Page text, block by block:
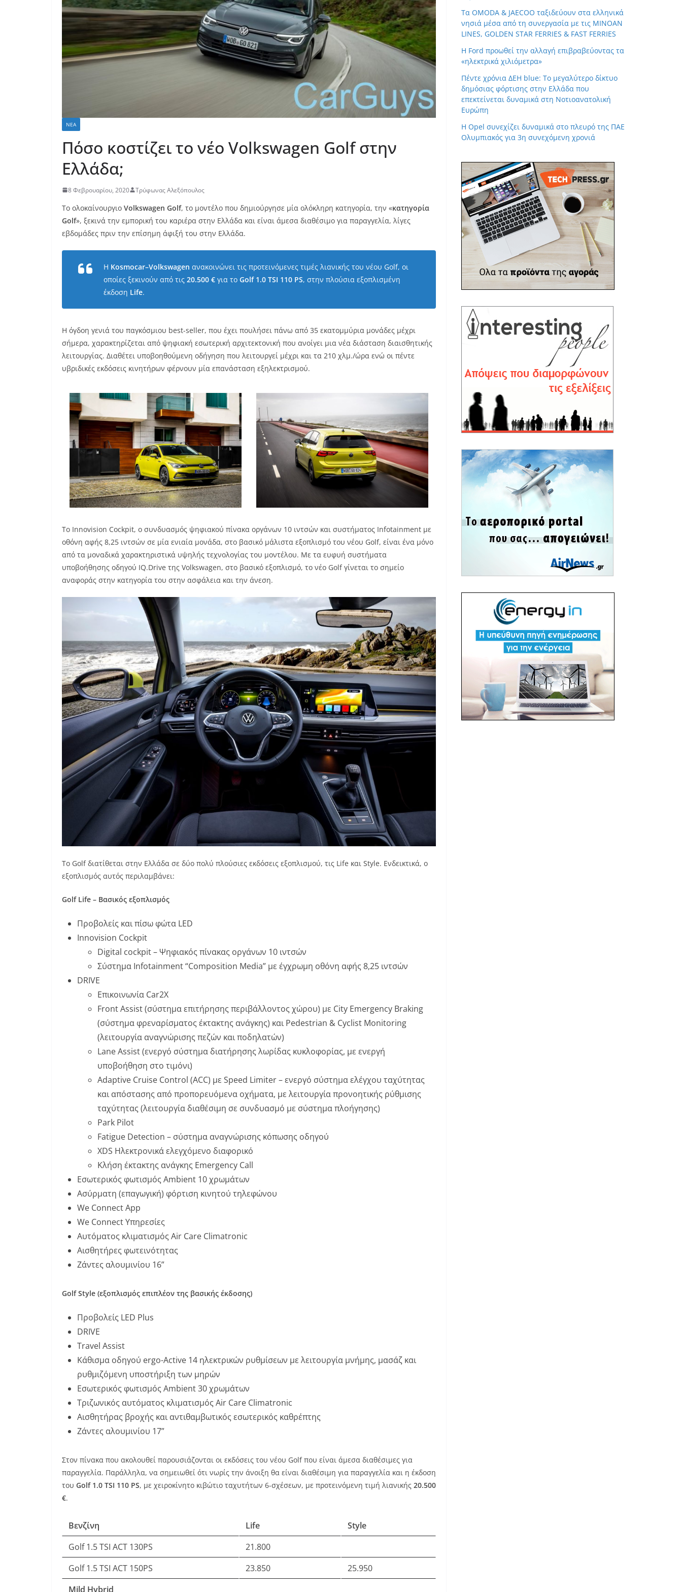
ΝΈΑ
Πόσο κοστίζει το νέο Volkswagen Golf στην
Ελλάδα;
8 Φεβρουαρίου, 2020 Τρύφωνας Αλεξόπουλος
Το ολοκαίνουργιο Volkswagen Golf, το μοντέλο που δημιούργησε μία ολόκληρη κατηγορία, την «κατηγορία
Golf», ξεκινά την εμπορική του καριέρα στην Ελλάδα και είναι άμεσα διαθέσιμο για παραγγελία, λίγες
εβδομάδες πριν την επίσημη άφιξή του στην Ελλάδα.
Η Kosmocar–Volkswagen ανακοινώνει τις προτεινόμενες τιμές λιανικής του νέου Golf, οι
οποίες ξεκινούν από τις 20.500 € για το Golf1.0 TSI 110 PS, στην πλούσια εξοπλισμένη
έκδοση Life.
Η όγδοη γενιά του παγκόσμιου best-seller, που έχει πουλήσει πάνω από 35 εκατομμύρια μονάδες μέχρι
σήμερα, χαρακτηρίζεται από ψηφιακή εσωτερική αρχιτεκτονική που ανοίγει μια νέα διάσταση διαισθητικής
λειτουργίας. Διαθέτει υποβοηθούμενη οδήγηση που λειτουργεί μέχρι και τα 210 χλμ./ώρα ενώ οι πέντε
υβριδικές εκδόσεις κινητήρων φέρνουν μία επανάσταση εξηλεκτρισμού.
Το Innovision Cockpit, ο συνδυασμός ψηφιακού πίνακα οργάνων 10 ιντσών και συστήματος Infotainment με
οθόνη αφής 8,25 ιντσών σε μία ενιαία μονάδα, στο βασικό μάλιστα εξοπλισμό του νέου Golf, είναι ένα μόνο
από τα μοναδικά χαρακτηριστικά υψηλής τεχνολογίας του μοντέλου. Με τα ευφυή συστήματα
υποβοήθησης οδηγού IQ.Drive της Volkswagen, στο βασικό εξοπλισμό, το νέο Golf γίνεται το σημείο
αναφοράς στην κατηγορία του στην ασφάλεια και την άνεση.
Το Golf διατίθεται στην Ελλάδα σε δύο πολύ πλούσιες εκδόσεις εξοπλισμού, τις Life και Style. Ενδεικτικά, ο
εξοπλισμός αυτός περιλαμβάνει:
Golf Life – Βασικός εξοπλισμός
Προβολείς και πίσω φώτα LED
Innovision Cockpit
Digital cockpit – Ψηφιακός πίνακας οργάνων 10 ιντσών
Σύστημα Infotainment “Composition Media” με έγχρωμη οθόνη αφής 8,25 ιντσών
DRIVE
Επικοινωνία Car2X
Front Assist (σύστημα επιτήρησης περιβάλλοντος χώρου) με City Emergency Braking
(σύστημα φρεναρίσματος έκτακτης ανάγκης) και Pedestrian & Cyclist Monitoring
(λειτουργία αναγνώρισης πεζών και ποδηλατών)
Lane Assist (ενεργό σύστημα διατήρησης λωρίδας κυκλοφορίας, με ενεργή
υποβοήθηση στο τιμόνι)
Adaptive Cruise Control (ACC) με Speed Limiter – ενεργό σύστημα ελέγχου ταχύτητας
και απόστασης από προπορευόμενα οχήματα, με λειτουργία προνοητικής ρύθμισης
ταχύτητας (λειτουργία διαθέσιμη σε συνδυασμό με σύστημα πλοήγησης)
Park Pilot
Fatigue Detection – σύστημα αναγνώρισης κόπωσης οδηγού
XDS Ηλεκτρονικά ελεγχόμενο διαφορικό
Κλήση έκτακτης ανάγκης Emergency Call
Εσωτερικός φωτισμός Ambient 10 χρωμάτων
Ασύρματη (επαγωγική) φόρτιση κινητού τηλεφώνου
We Connect App
We Connect Υπηρεσίες
Αυτόματος κλιματισμός Air Care Climatronic
Αισθητήρες φωτεινότητας
Ζάντες αλουμινίου 16”
GolfStyle (εξοπλισμός επιπλέον της βασικής έκδοσης)
Προβολείς LED Plus
DRIVE
Travel Assist
Κάθισμα οδηγού ergo-Active 14 ηλεκτρικών ρυθμίσεων με λειτουργία μνήμης, μασάζ και
ρυθμιζόμενη υποστήριξη των μηρών
Εσωτερικός φωτισμός Ambient 30 χρωμάτων
Τριζωνικός αυτόματος κλιματισμός Air Care Climatronic
Αισθητήρας βροχής και αντιθαμβωτικός εσωτερικός καθρέπτης
Ζάντες αλουμινίου 17”
Στον πίνακα που ακολουθεί παρουσιάζονται οι εκδόσεις του νέου Golf που είναι άμεσα διαθέσιμες για
παραγγελία. Παράλληλα, να σημειωθεί ότι νωρίς την άνοιξη θα είναι διαθέσιμη για παραγγελία και η έκδοση
του Golf1.0 TSI 110 PS, με χειροκίνητο κιβώτιο ταχυτήτων 6-σχέσεων, με προτεινόμενη τιμή λιανικής 20.500
€.
Βενζίνη Life
Style
Golf 1.5 TSI ACT 130PS
21.800
Golf 1.5 TSI ACT 150PS
23.850
25.950
Mild Hybrid
Τα OMODA & JAECOO ταξιδεύουν στα ελληνικά
νησιά μέσα από τη συνεργασία με τις MINOAN
LINES, GOLDEN STAR FERRIES & FAST FERRIES
Η Ford προωθεί την αλλαγή επιβραβεύοντας τα
«ηλεκτρικά χιλιόμετρα»
Πέντε χρόνια ΔΕΗ blue: Το μεγαλύτερο δίκτυο
δημόσιας φόρτισης στην Ελλάδα που
επεκτείνεται δυναμικά στη Νοτιοανατολική
Ευρώπη
Η Opel συνεχίζει δυναμικά στο πλευρό της ΠΑΕ
Ολυμπιακός για 3η συνεχόμενη χρονιά